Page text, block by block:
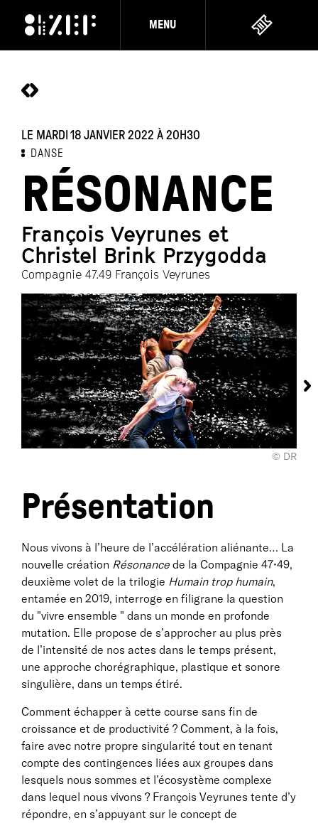
MENU
LE MARDI 18 JANVIER 2022 À 20H30
DANSE
RÉSONANCE
François Veyrunes et
Christel Brink Przygodda
Compagnie 47.49 François Veyrunes
© DR
Présentation
Nous vivons à l’heure de l’accélération aliénante… La
nouvelle création Résonance de la Compagnie 47•49,
deuxième volet de la trilogie Humain trop humain,
entamée en 2019, interroge en filigrane la question
du "vivre ensemble " dans un monde en profonde
mutation. Elle propose de s’approcher au plus près
de l’intensité de nos actes dans le temps présent,
une approche chorégraphique, plastique et sonore
singulière, dans un temps étiré.
Comment échapper à cette course sans fin de
croissance et de productivité ? Comment, à la fois,
faire avec notre propre singularité tout en tenant
compte des contingences liées aux groupes dans
lesquels nous sommes et l’écosystème complexe
dans lequel nous vivons ? François Veyrunes tente d’y
répondre, en s’appuyant sur le concept de